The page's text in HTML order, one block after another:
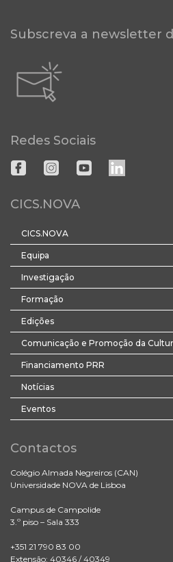
Subscreva a newsletter
Redes Sociais
CICS.NOVA
CICS.NOVA
Equipa
Investigação
Formação
Edições
Comunicação e Promoção da
Financiamento PRR
Notícias
Eventos
Contactos
Colégio Almada Negreiros (CAN)
Universidade NOVA de Lisboa
Campus de Campolide
3.º piso – Sala 333
+351 21 790 83 00
Extensão: 40346 / 40349